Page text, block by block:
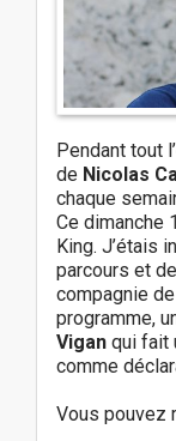
Pendant tout
de Nicolas
chaque
Ce dimanche
King. J’étais
parcours et
compagnie de
programme,
Vigan qui fait
comme
Vous pouvez